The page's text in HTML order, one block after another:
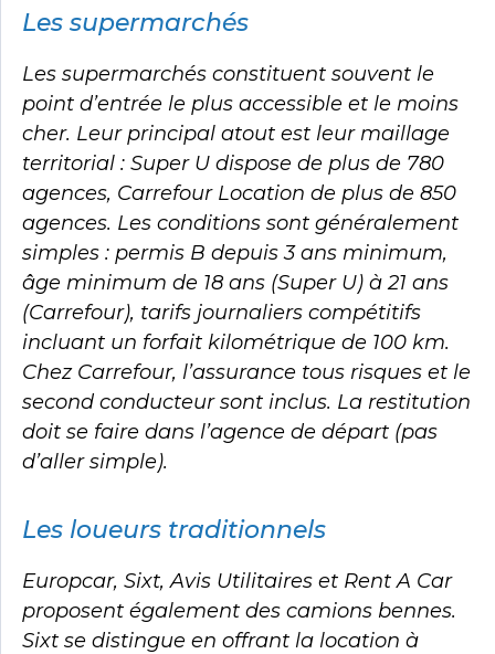
Les supermarchés
Les supermarchés constituent souvent le
point d’entrée le plus accessible et le moins
cher. Leur principal atout est leur maillage
territorial : Super U dispose de plus de 780
agences, Carrefour Location de plus de 850
agences. Les conditions sont généralement
simples : permis B depuis 3 ans minimum,
âge minimum de 18 ans (Super U) à 21 ans
(Carrefour), tarifs journaliers compétitifs
incluant un forfait kilométrique de 100 km.
Chez Carrefour, l’assurance tous risques et le
second conducteur sont inclus. La restitution
doit se faire dans l’agence de départ (pas
d’aller simple).
Les loueurs traditionnels
Europcar, Sixt, Avis Utilitaires et Rent A Car
proposent également des camions bennes.
Sixt se distingue en offrant la location à